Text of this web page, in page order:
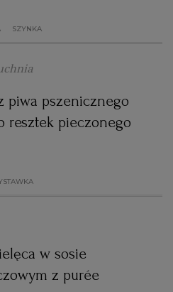
SZYNKA
piwa pszenicznego
resztek pieczonego
w sosie
z purée